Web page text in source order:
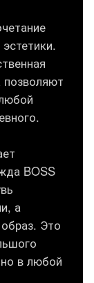
позволяют
BOSS
а
Это
в любой